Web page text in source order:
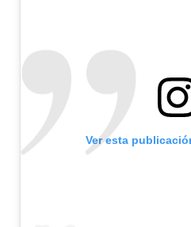
Ver esta